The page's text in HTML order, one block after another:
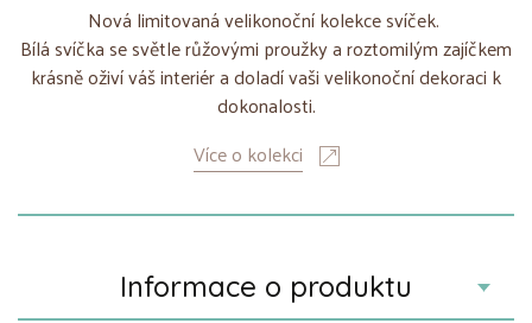
Nová limitovaná velikonoční kolekce svíček.
Bílá svíčka se světle růžovými proužky a roztomilým zajíčkem
krásně oživí váš interiér a doladí vaši velikonoční dekoraci k
dokonalosti.
Více o kolekci
Informace o produktu